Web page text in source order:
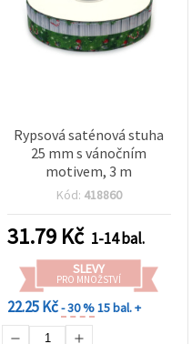
Rypsová saténová stuha
25 mm s vánočním
motivem, 3 m
Kód: 418860
31.79 Kč 1-14 bal.
SLEVY
PRO MNOŽSTVÍ
22.25 Kč- 30 %15 bal. +